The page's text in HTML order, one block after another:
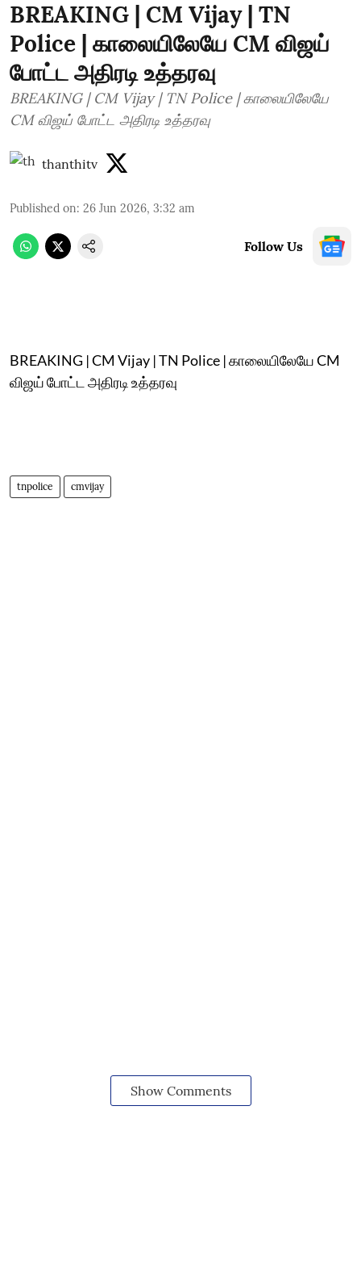
BREAKING | CM Vijay | TN
Police | காலையிலேயே CM விஜய்
போட்ட அதிரடி உத்தரவு
BREAKING | CM Vijay | TN Police | காலையிலேயே
CM விஜய் போட்ட அதிரடி உத்தரவு
thanthitv
Published on: 26 Jun 2026, 3:32 am
Follow Us
BREAKING | CM Vijay | TN Police | காலையிலேயே CM
விஜய் போட்ட அதிரடி உத்தரவு
tnpolice cmvijay
Show Comments